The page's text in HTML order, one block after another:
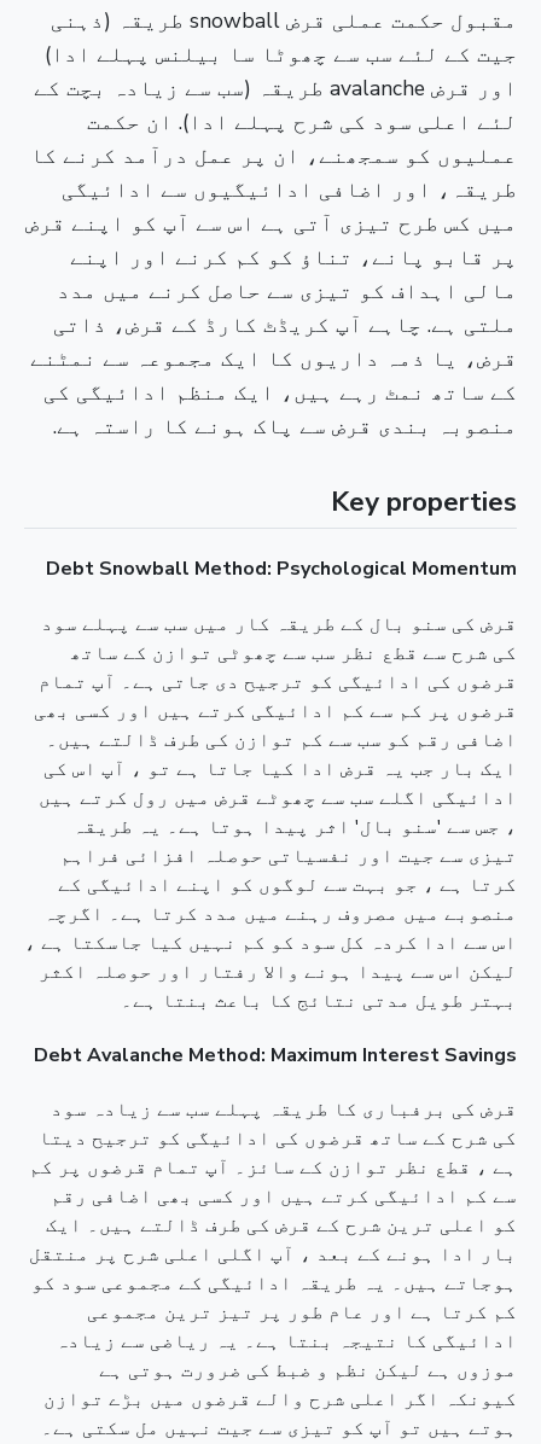
مقبول حکمت عملی قرض snowball طریقہ (ذہنی
جیت کے لئے سب سے چھوٹا سا بیلنس پہلے ادا)
اور قرض avalanche طریقہ (سب سے زیادہ بچت کے
لئے اعلی سود کی شرح پہلے ادا). ان حکمت
عملیوں کو سمجھنے، ان پر عمل درآمد کرنے کا
طریقہ، اور اضافی ادائیگیوں سے ادائیگی
میں کس طرح تیزی آتی ہے اس سے آپ کو اپنے قرض
پر قابو پانے، تناؤ کو کم کرنے اور اپنے
مالی اہداف کو تیزی سے حاصل کرنے میں مدد
ملتی ہے. چاہے آپ کریڈٹ کارڈ کے قرض، ذاتی
قرض، یا ذمہ داریوں کا ایک مجموعہ سے نمٹنے
کے ساتھ نمٹ رہے ہیں، ایک منظم ادائیگی کی
منصوبہ بندی قرض سے پاک ہونے کا راستہ ہے.
Key properties
Debt Snowball Method: Psychological Momentum
قرض کی سنو بال کے طریقہ کار میں سب سے پہلے سود
کی شرح سے قطع نظر سب سے چھوٹی توازن کے ساتھ
قرضوں کی ادائیگی کو ترجیح دی جاتی ہے۔ آپ تمام
قرضوں پر کم سے کم ادائیگی کرتے ہیں اور کسی بھی
اضافی رقم کو سب سے کم توازن کی طرف ڈالتے ہیں۔
ایک بار جب یہ قرض ادا کیا جاتا ہے تو ، آپ اس کی
ادائیگی اگلے سب سے چھوٹے قرض میں رول کرتے ہیں
، جس سے 'سنو بال' اثر پیدا ہوتا ہے۔ یہ طریقہ
تیزی سے جیت اور نفسیاتی حوصلہ افزائی فراہم
کرتا ہے ، جو بہت سے لوگوں کو اپنے ادائیگی کے
منصوبے میں مصروف رہنے میں مدد کرتا ہے۔ اگرچہ
اس سے ادا کردہ کل سود کو کم نہیں کیا جاسکتا ہے ،
لیکن اس سے پیدا ہونے والا رفتار اور حوصلہ اکثر
بہتر طویل مدتی نتائج کا باعث بنتا ہے۔
Debt Avalanche Method: Maximum Interest Savings
قرض کی برفباری کا طریقہ پہلے سب سے زیادہ سود
کی شرح کے ساتھ قرضوں کی ادائیگی کو ترجیح دیتا
ہے ، قطع نظر توازن کے سائز۔ آپ تمام قرضوں پر کم
سے کم ادائیگی کرتے ہیں اور کسی بھی اضافی رقم
کو اعلی ترین شرح کے قرض کی طرف ڈالتے ہیں۔ ایک
بار ادا ہونے کے بعد ، آپ اگلی اعلی شرح پر منتقل
ہوجاتے ہیں۔ یہ طریقہ ادائیگی کے مجموعی سود کو
کم کرتا ہے اور عام طور پر تیز ترین مجموعی
ادائیگی کا نتیجہ بنتا ہے۔ یہ ریاضی سے زیادہ
موزوں ہے لیکن نظم و ضبط کی ضرورت ہوتی ہے
کیونکہ اگر اعلی شرح والے قرضوں میں بڑے توازن
ہوتے ہیں تو آپ کو تیزی سے جیت نہیں مل سکتی ہے۔